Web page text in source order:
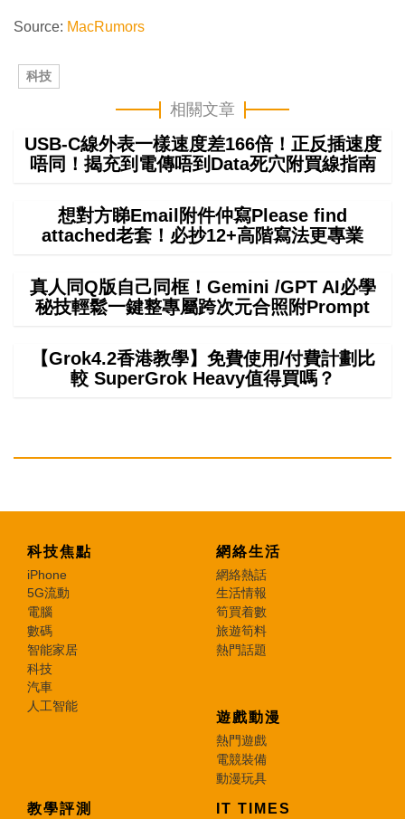
Source: MacRumors
科技
相關文章
USB-C線外表一樣速度差166倍！正反插速度
唔同！揭充到電傳唔到Data死穴附買線指南
想對方睇Email附件仲寫Please find
attached老套！必抄12+高階寫法更專業
真人同Q版自己同框！Gemini /GPT AI必學
秘技輕鬆一鍵整專屬跨次元合照附Prompt
【Grok4.2香港教學】免費使用/付費計劃比
較 SuperGrok Heavy值得買嗎？
科技焦點
iPhone
5G流動
電腦
數碼
智能家居
科技
汽車
人工智能
網絡生活
網絡熱話
生活情報
筍買着數
旅遊筍料
熱門話題
遊戲動漫
熱門遊戲
電競裝備
動漫玩具
教學評測 IT TIMES